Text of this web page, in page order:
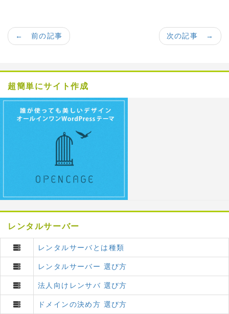
次の記事 →
← 前の記事
超簡単にサイト作成
レンタルサーバー
レンタルサーバとは種類
レンタルサーバー 選び方
法人向けレンサバ 選び方
ドメインの決め方 選び方